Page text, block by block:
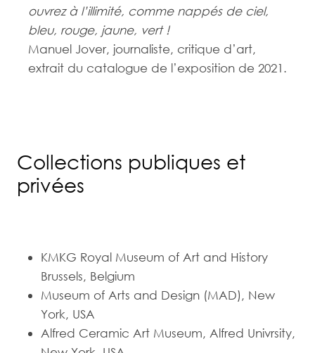
ouvrez à l’illimité, comme nappés de ciel,
bleu, rouge, jaune, vert !
Manuel Jover, journaliste, critique d’art,
extrait du catalogue de l’exposition de 2021.
Collections publiques et
privées
KMKG Royal Museum of Art and History
Brussels, Belgium
Museum of Arts and Design (MAD), New
York, USA
Alfred Ceramic Art Museum, Alfred Univrsity,